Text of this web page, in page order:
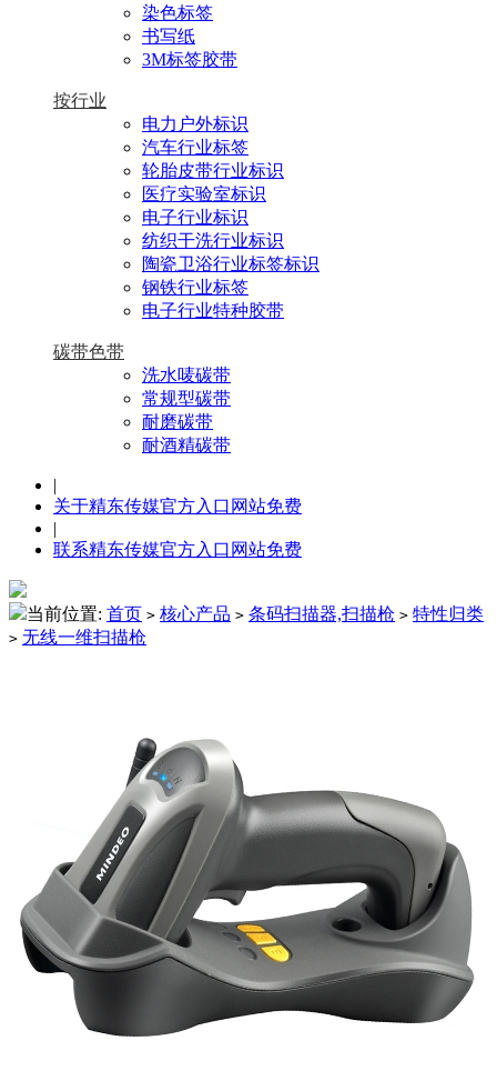
染色标签
书写纸
3M标签胶带
按行业
电力户外标识
汽车行业标签
轮胎皮带行业标识
医疗实验室标识
电子行业标识
纺织干洗行业标识
陶瓷卫浴行业标签标识
钢铁行业标签
电子行业特种胶带
碳带色带
洗水唛碳带
常规型碳带
耐磨碳带
耐酒精碳带
|
关于精东传媒官方入口网站免费
|
联系精东传媒官方入口网站免费
当前位置: 首页 > 核心产品 > 条码扫描器,扫描枪 > 特性归类
> 无线一维扫描枪